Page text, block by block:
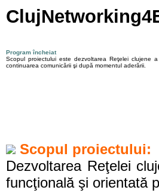
Program încheiat
Scopul proiectului este dezvoltarea Reţelei clujene
continuarea comunicării şi după momentul aderării.
Scopul proiectului:
Dezvoltarea Reţelei
funcţională şi orientată